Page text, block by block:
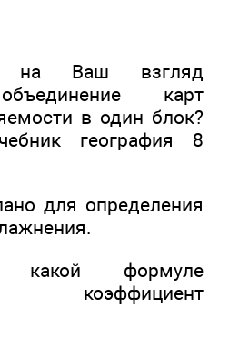
на Ваш взгляд
карт
в один блок?
география 8
для определения
какой формуле
коэффициент